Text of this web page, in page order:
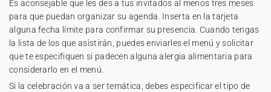
Es aconsejable que les des a tus invitados al menos tres meses
para que puedan organizar su agenda. Inserta en la tarjeta
alguna fecha límite para confirmar su presencia. Cuando tengas
la lista de los que asistirán, puedes enviarles el menú y solicitar
que te especifiquen si padecen alguna alergia alimentaria para
considerarlo en el menú.
Si la celebración va a ser temática, debes especificar el tipo de